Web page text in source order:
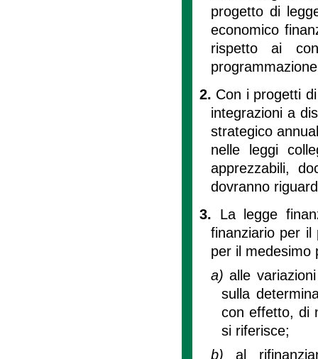
progetto di
economico
rispetto ai
2. Con i progetti
integrazioni a
strategico
nelle leggi
apprezzabili,
dovranno
3. La legge
finanziario per il
per il medesimo
a)alle
sulla
con effetto, di
si riferisce;
b)al